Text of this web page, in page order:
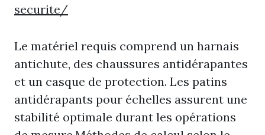
securite/
Le matériel requis comprend un harnais
antichute, des chaussures antidérapantes
et un casque de protection. Les patins
antidérapants pour échelles assurent une
stabilité optimale durant les opérations